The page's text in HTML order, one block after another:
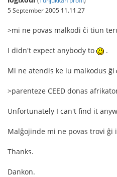
5 September 2005 11.11.27
>mi ne povas malkodi ĉi tiun
I didn't expect anybody to .
Mi ne atendis ke iu malkodus ĝi
>parenteze CEED donas
Unfortunately I can't find it
Malĝojinde mi ne povas trovi ĝi
Thanks.
Dankon.